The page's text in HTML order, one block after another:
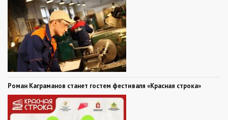
Роман Каграманов станет гостем фестиваля «Красная строка»